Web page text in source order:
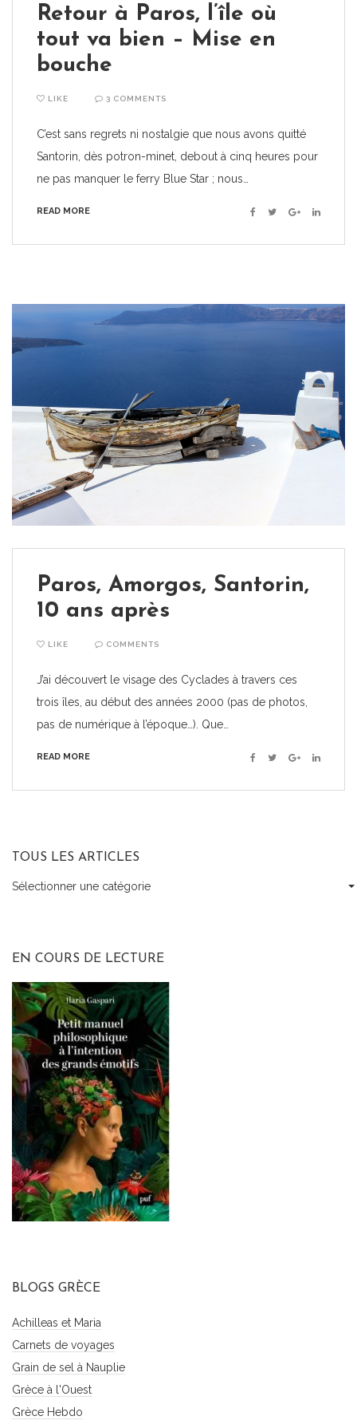
Retour à Paros, l’île où
tout va bien – Mise en
bouche
LIKE 3 COMMENTS
C’est sans regrets ni nostalgie que nous avons quitté
Santorin, dès potron-minet, debout à cinq heures pour
ne pas manquer le ferry Blue Star ; nous…
READ MORE Facebook
TwitterGoogle+Linkedin
Paros, Amorgos, Santorin,
10 ans après
LIKE COMMENTS
J’ai découvert le visage des Cyclades à travers ces
trois îles, au début des années 2000 (pas de photos,
pas de numérique à l’époque…). Que…
READ MORE Facebook
TwitterGoogle+Linkedin
TOUS LES ARTICLES
Tous
Sélectionner une catégorie
EN COURS DE LECTURE
BLOGS GRÈCE
Achilleas et Maria
Carnets de voyages
Grain de sel à Nauplie
Grèce à l'Ouest
Grèce Hebdo